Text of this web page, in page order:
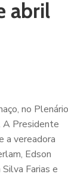
abril
no Plenário
A Presidente
a vereadora
Edson
Farias e